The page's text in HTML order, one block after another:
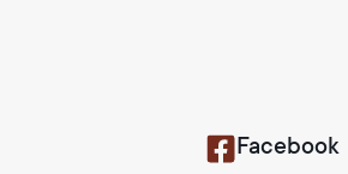
Facebook